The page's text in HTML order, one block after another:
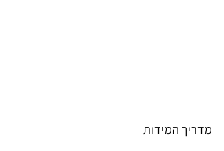
מדריך המידות